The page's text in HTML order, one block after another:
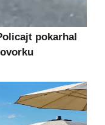
pokarhal